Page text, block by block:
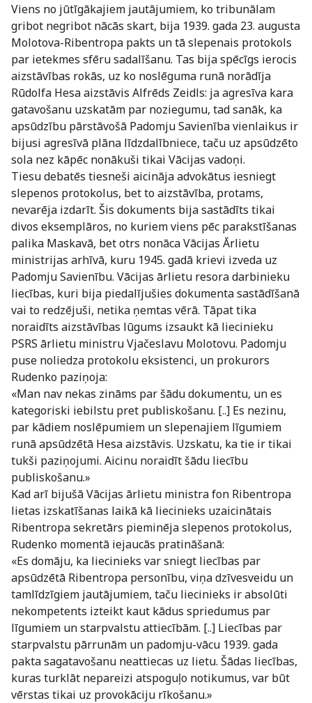
Viens no jūtīgākajiem jautājumiem, ko tribunālam
gribot negribot nācās skart, bija 1939. gada 23. augusta
Molotova-Ribentropa pakts un tā slepenais protokols
par ietekmes sfēru sadalīšanu. Tas bija spēcīgs ierocis
aizstāvības rokās, uz ko noslēguma runā norādīja
Rūdolfa Hesa aizstāvis Alfrēds Zeidls: ja agresīva kara
gatavošanu uzskatām par noziegumu, tad sanāk, ka
apsūdzību pārstāvošā Padomju Savienība vienlaikus ir
bijusi agresīvā plāna līdzdalībniece, taču uz apsūdzēto
sola nez kāpēc nonākuši tikai Vācijas vadoņi.
Tiesu debatēs tiesneši aicināja advokātus iesniegt
slepenos protokolus, bet to aizstāvība, protams,
nevarēja izdarīt. Šis dokuments bija sastādīts tikai
divos eksemplāros, no kuriem viens pēc parakstīšanas
palika Maskavā, bet otrs nonāca Vācijas Ārlietu
ministrijas arhīvā, kuru 1945. gadā krievi izveda uz
Padomju Savienību. Vācijas ārlietu resora darbinieku
liecības, kuri bija piedalījušies dokumenta sastādīšanā
vai to redzējuši, netika ņemtas vērā. Tāpat tika
noraidīts aizstāvības lūgums izsaukt kā liecinieku
PSRS ārlietu ministru Vjačeslavu Molotovu. Padomju
puse noliedza protokolu eksistenci, un prokurors
Rudenko paziņoja:
«Man nav nekas zināms par šādu dokumentu, un es
kategoriski iebilstu pret publiskošanu. [..] Es nezinu,
par kādiem noslēpumiem un slepenajiem līgumiem
runā apsūdzētā Hesa aizstāvis. Uzskatu, ka tie ir tikai
tukši paziņojumi. Aicinu noraidīt šādu liecību
publiskošanu.»
Kad arī bijušā Vācijas ārlietu ministra fon Ribentropa
lietas izskatīšanas laikā kā liecinieks uzaicinātais
Ribentropa sekretārs pieminēja slepenos protokolus,
Rudenko momentā iejaucās pratināšanā:
«Es domāju, ka liecinieks var sniegt liecības par
apsūdzētā Ribentropa personību, viņa dzīvesveidu un
tamlīdzīgiem jautājumiem, taču liecinieks ir absolūti
nekompetents izteikt kaut kādus spriedumus par
līgumiem un starpvalstu attiecībām. [..] Liecības par
starpvalstu pārrunām un padomju-vācu 1939. gada
pakta sagatavošanu neattiecas uz lietu. Šādas liecības,
kuras turklāt nepareizi atspoguļo notikumus, var būt
vērstas tikai uz provokāciju rīkošanu.»